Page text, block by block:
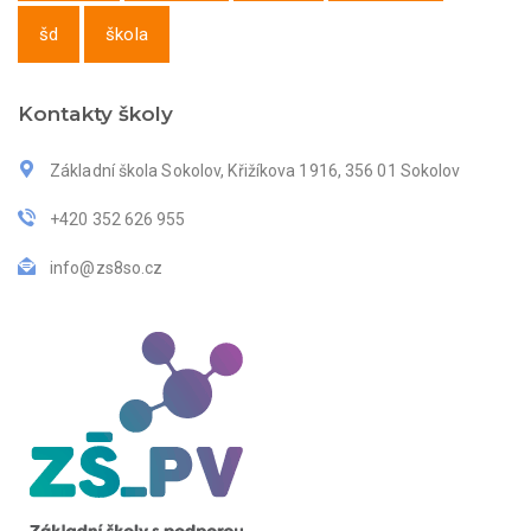
šd škola
Kontakty školy
Základní škola Sokolov, Křižíkova 1916, 356 01 Sokolov
+420 352 626 955
info@zs8so.cz